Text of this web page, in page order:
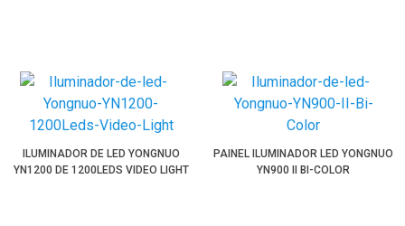
ILUMINADOR DE LED YONGNUO
YN1200 DE 1200LEDS VIDEO LIGHT
PAINEL ILUMINADOR LED YONGNUO
YN900 II BI-COLOR